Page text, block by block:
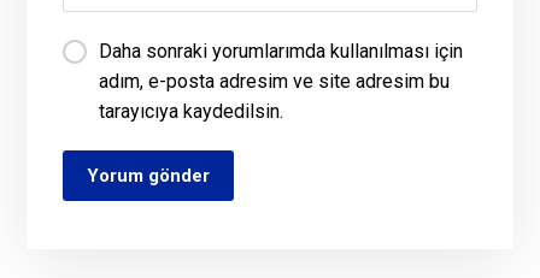
Daha sonraki yorumlarımda kullanılması için
adım, e-posta adresim ve site adresim bu
tarayıcıya kaydedilsin.
Yorum gönder